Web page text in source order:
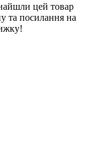
цей товар
та посилання на